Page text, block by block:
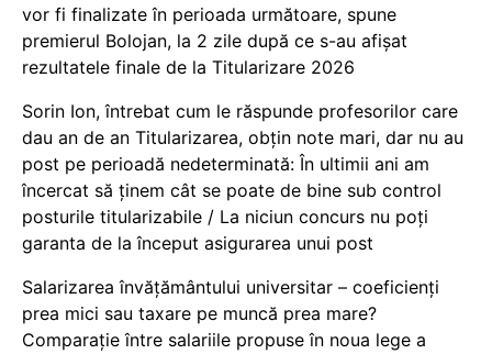
vor fi finalizate în perioada următoare, spune
premierul Bolojan, la 2 zile după ce s-au afișat
rezultatele finale de la Titularizare 2026
Sorin Ion, întrebat cum le răspunde profesorilor care
dau an de an Titularizarea, obțin note mari, dar nu au
post pe perioadă nedeterminată: În ultimii ani am
încercat să ținem cât se poate de bine sub control
posturile titularizabile / La niciun concurs nu poți
garanta de la început asigurarea unui post
Salarizarea învățământului universitar – coeficienți
prea mici sau taxare pe muncă prea mare?
Comparație între salariile propuse în noua lege a